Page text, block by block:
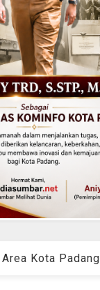
Kota Padang